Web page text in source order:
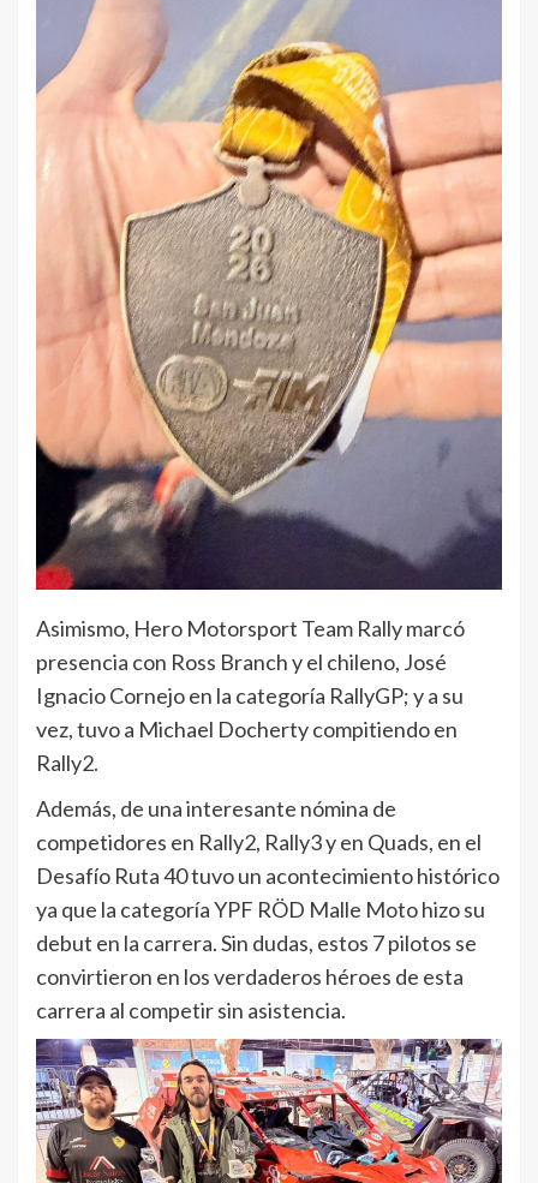
Asimismo, Hero Motorsport Team Rally marcó
presencia con Ross Branch y el chileno, José
Ignacio Cornejo en la categoría RallyGP; y a su
vez, tuvo a Michael Docherty compitiendo en
Rally2.
Además, de una interesante nómina de
competidores en Rally2, Rally3 y en Quads, en el
Desafío Ruta 40 tuvo un acontecimiento histórico
ya que la categoría YPF RÖD Malle Moto hizo su
debut en la carrera. Sin dudas, estos 7 pilotos se
convirtieron en los verdaderos héroes de esta
carrera al competir sin asistencia.